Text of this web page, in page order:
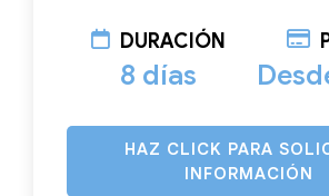
DURACIÓN
8 días
HAZ CLICK PARA
INFORMACIÓN